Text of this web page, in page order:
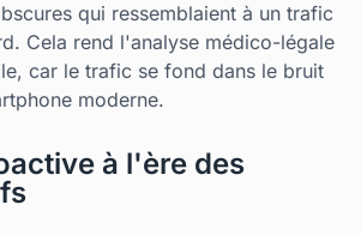
qui ressemblaient à un trafic
Cela rend l'analyse médico-légale
car le trafic se fond dans le bruit
moderne.
à l'ère des